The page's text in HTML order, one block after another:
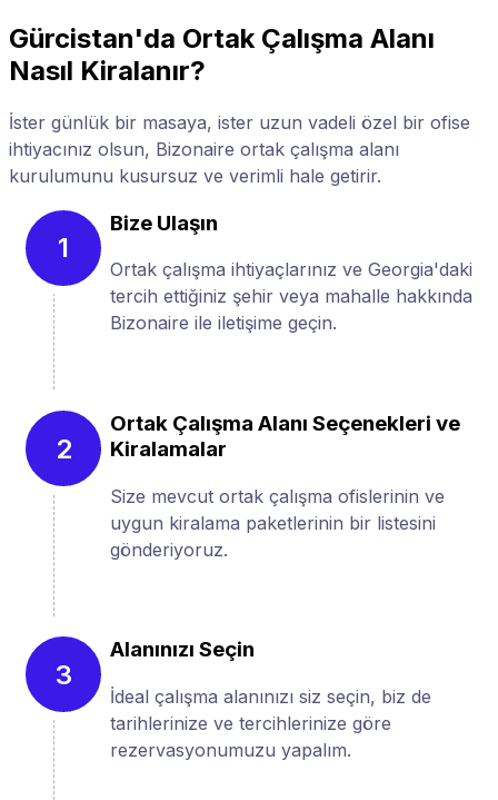
Gürcistan'da Ortak Çalışma Alanı
Nasıl Kiralanır?
İster günlük bir masaya, ister uzun vadeli özel bir ofise
ihtiyacınız olsun, Bizonaire ortak çalışma alanı
kurulumunu kusursuz ve verimli hale getirir.
1
Bize Ulaşın
Ortak çalışma ihtiyaçlarınız ve Georgia'daki
tercih ettiğiniz şehir veya mahalle hakkında
Bizonaire ile iletişime geçin.
2
Ortak Çalışma Alanı Seçenekleri ve
Kiralamalar
Size mevcut ortak çalışma ofislerinin ve
uygun kiralama paketlerinin bir listesini
gönderiyoruz.
3
Alanınızı Seçin
İdeal çalışma alanınızı siz seçin, biz de
tarihlerinize ve tercihlerinize göre
rezervasyonumuzu yapalım.